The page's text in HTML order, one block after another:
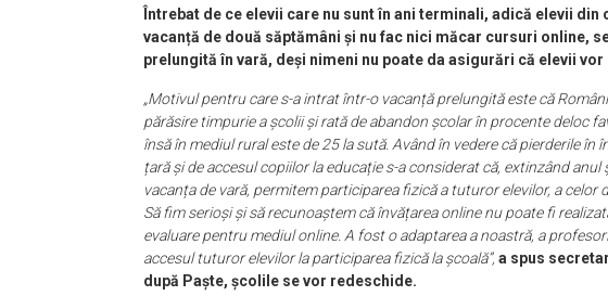
Întrebat de ce elevii care nu sunt în ani terminali, adică elevii din
vacanță de două săptămâni și nu fac nici măcar cursuri online,
prelungită în vară, deși nimeni nu poate da asigurări că elevii
„Motivul pentru care s-a intrat într-o vacanță prelungită este că
părăsire timpurie a școlii și rată de abandon școlar în procente deloc
însă în mediul rural este de 25 la sută. Având în vedere că pierderile
țară și de accesul copiilor la educație s-a considerat că, extinzând
vacanța de vară, permitem participarea fizică a tuturor elevilor, a celor
Să fim serioși și să recunoaștem că învățarea online nu poate fi
evaluare pentru mediul online. A fost o adaptarea a noastră, a
accesul tuturor elevilor la participarea fizică la școală”, a spus
după Paște, școlile se vor redeschide.